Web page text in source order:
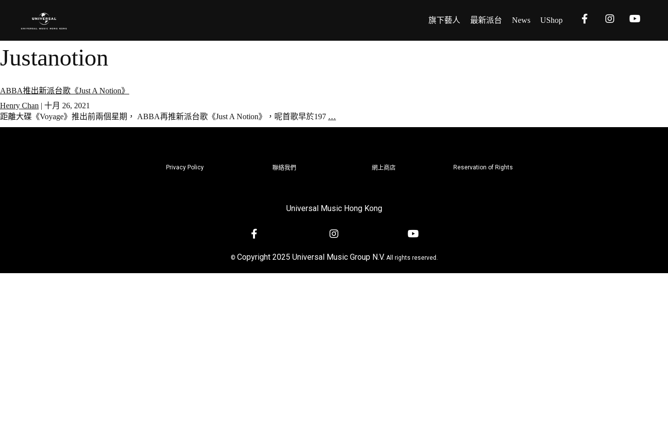
旗下藝人 最新派台 News UShop
Justanotion
ABBA推出新派台歌《Just A Notion》
Henry Chan | 十月 26, 2021
距離大碟《Voyage》推出前兩個星期， ABBA再推新派台歌《Just A Notion》，呢首歌早於197 …
Privacy Policy 聯絡我們 網上商店 Reservation of Rights
Universal Music Hong Kong
© Copyright 2025 Universal Music Group N.V. All rights reserved.